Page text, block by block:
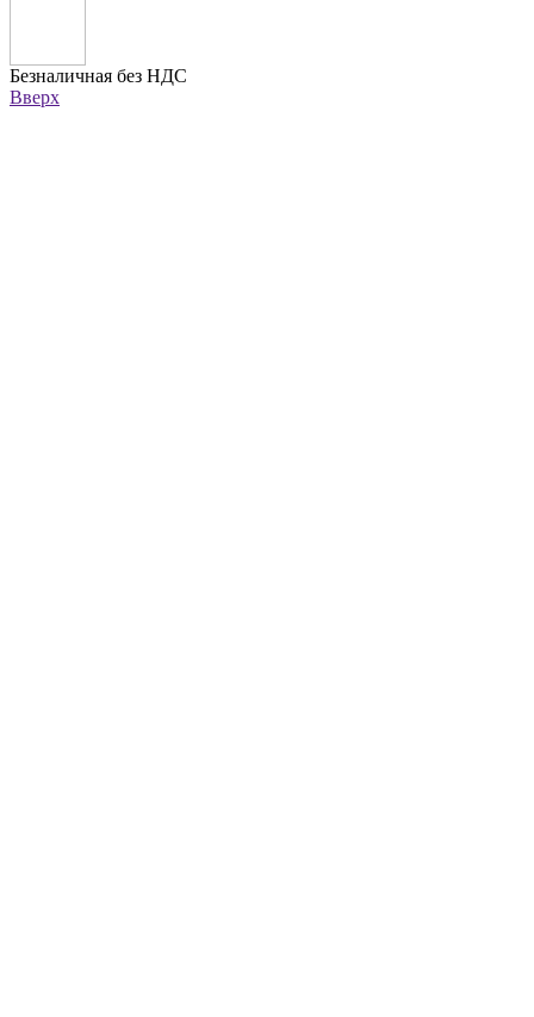
Безналичная без НДС
Вверх